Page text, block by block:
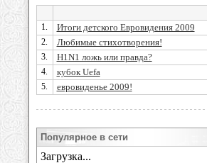
1. Итоги детского Евровидения 2009
2. Любимые стихотворения!
3. H1N1 ложь или правда?
4. кубок Uefa
5. евровиденье 2009!
Популярное в сети